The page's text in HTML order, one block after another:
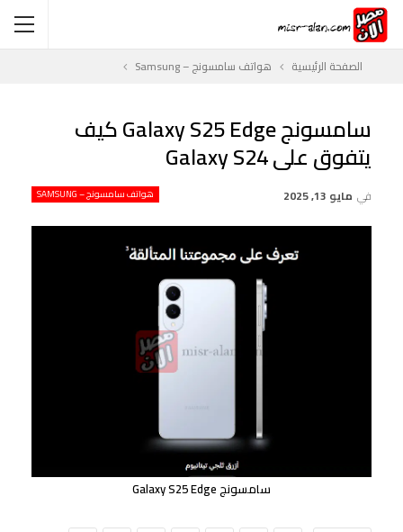
الصفحة الرئيسية هواتف سامسونج – Samsung
سامسونج Galaxy S25 Edge كيف
يتفوق على Galaxy S24
هواتف سامسونج – SAMSUNG في مايو 13, 2025
سامسونج Galaxy S25 Edge